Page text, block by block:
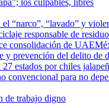
los culpables, libres
“narco”, “lavado” y
responsable de
consolidación de
y prevención del delito de
estados por chiles
convencional para no
de trabajo digno